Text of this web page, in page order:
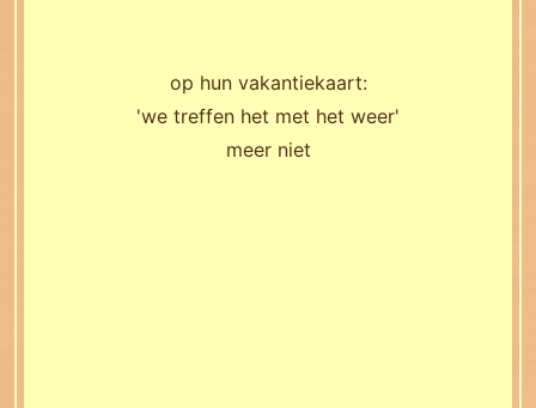
op hun vakantiekaart:
'we treffen het met het weer'
meer niet